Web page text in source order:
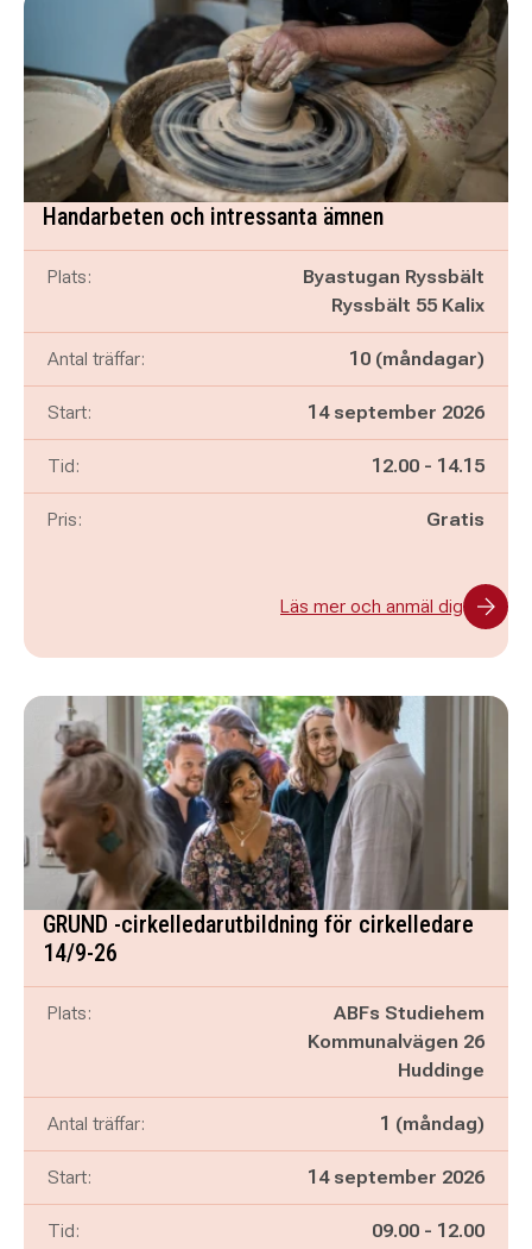
Handarbeten och intressanta ämnen
Plats:
Byastugan Ryssbält
Ryssbält 55 Kalix
Antal träffar: 10 (måndagar)
Start: 14 september 2026
Tid: Pågår mellan
12.00 - och
14.15
Pris: Gratis
Läs mer och anmäl dig
GRUND -cirkelledarutbildning för cirkelledare
14/9-26
Plats:
ABFs Studiehem
Kommunalvägen 26
Huddinge
Antal träffar: 1 (måndag)
Start: 14 september 2026
Tid: Pågår mellan
09.00 - och
12.00